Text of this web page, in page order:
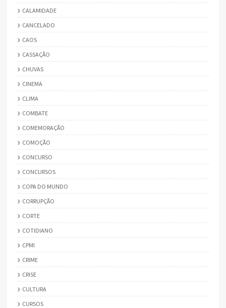
CALAMIDADE
CANCELADO
CAOS
CASSAÇÃO
CHUVAS
CINEMA
CLIMA
COMBATE
COMEMORAÇÃO
COMOÇÃO
CONCURSO
CONCURSOS
COPA DO MUNDO
CORRUPÇÃO
CORTE
COTIDIANO
CPMI
CRIME
CRISE
CULTURA
CURSOS